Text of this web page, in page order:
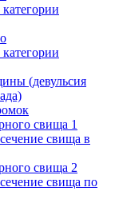
(девульсия
свища 1
свища в
свища 2
свища по